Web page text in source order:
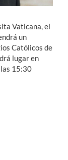
Vaticana, el
un
Católicos de
lugar en
las 15:30